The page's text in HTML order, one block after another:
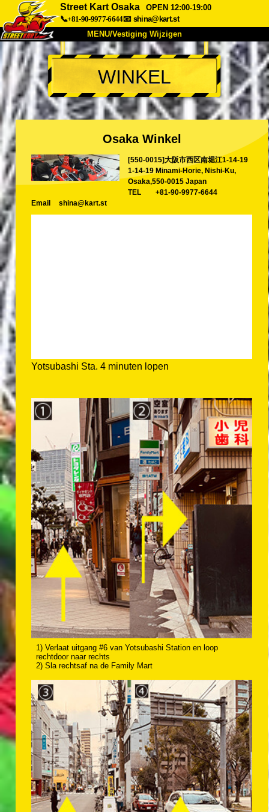
Street Kart Osaka
OPEN 12:00-19:00
📞+81-90-9977-6644📧 shina@kart.st
MENU/Vestiging Wijzigen
TOP
Over Ons Specificaties Prijs
Bereikbaarheid Reviews Veelgestelde Vragen
Bedrijf Reserveren
Vestiging Wijzigen
Tokio Shinagawa Tokio Akihabara#1
Tokio Akihabara#2 Tokio Shibuya
Tokio Shibuya Annex
WINKEL
Osaka Winkel
[550-0015]大阪市西区南堀江1-14-19
1-14-19 Minami-Horie, Nishi-Ku,
Osaka,550-0015 Japan
TEL
+81-90-9977-6644
Email
shina@kart.st
Yotsubashi Sta. 4 minuten lopen
1) Verlaat uitgang #6 van Yotsubashi Station en loop
rechtdoor naar rechts
2) Sla rechtsaf na de Family Mart